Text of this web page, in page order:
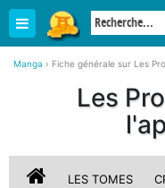
Manga › Fiche générale sur Les
Les
LES TOMES